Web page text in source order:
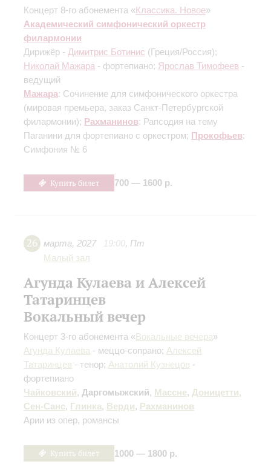
Концерт 8-го абонемента «Классика. Новое»
Академический симфонический оркестр
филармонии
Дирижёр - Димитрис Ботинис (Греция/Россия);
Николай Мажара - фортепиано; Ярослав Тимофеев -
ведущий
Мажара: Сочинение для симфонического оркестра
(мировая премьера, заказ Санкт-Петербургской
филармонии); Рахманинов: Рапсодия на тему
Паганини для фортепиано с оркестром; Прокофьев:
Симфония № 6
Купить билет 700 — 1600 р.
26 марта, 2027 19:00, Пт
Малый зал
Агунда Кулаева и Алексей
Татаринцев
Вокальный вечер
Концерт 3-го абонемента «Вокальные вечера»
Агунда Кулаева - меццо-сопрано; Алексей
Татаринцев - тенор; Анатолий Кузнецов -
фортепиано
Чайковский, Даргомыжский, Массне, Доницетти,
Сен-Санс, Глинка, Верди, Рахманинов
Арии из опер, романсы
Купить билет 1000 — 1800 р.